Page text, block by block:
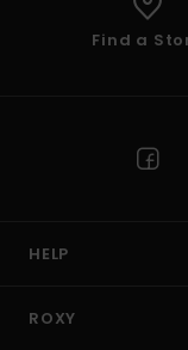
Find a
HELP
ROXY